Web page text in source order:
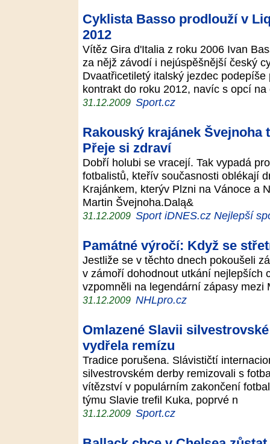
Cyklista Basso prodlouží v
2012
Vítěz Gira d'Italia z roku 2006 Ivan
za nějž závodí i nejúspěšnější český
Dvaatřicetiletý italský jezdec
kontrakt do roku 2012, navíc s opcí
31.12.2009 Sport.cz
Rakouský krajánek Švejnoha
Přeje si zdraví
Dobří holubi se vracejí. Tak vypadá
fotbalistů, kteřív současnosti oblékají
Krajánkem, kterýv Plzni na Vánoce a
Martin Švejnoha.Dalą&
31.12.2009 Sport iDNES.cz Nejlepší
Památné výročí: Když se
Jestliže se v těchto dnech pokoušeli
v zámoří dohodnout utkání nejlepších
vzpomněli na legendární zápasy
31.12.2009 NHLpro.cz
Omlazené Slavii
vydřela remízu
Tradice porušena. Slávističtí
silvestrovském derby remizovali s
vítězství v populárním zakončení
týmu Slavie trefil Kuka, poprvé n
31.12.2009 Sport.cz